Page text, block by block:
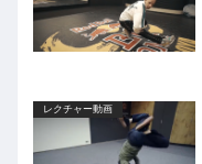
レクチャー動画